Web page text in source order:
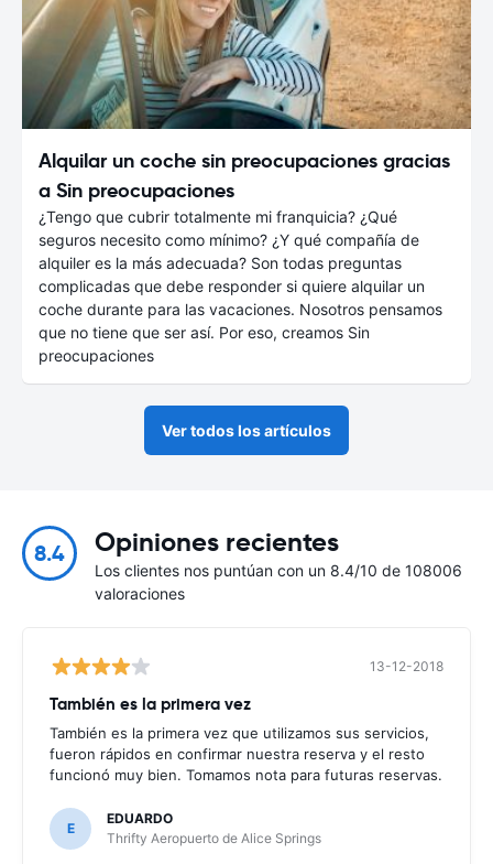
Alquilar un coche sin preocupaciones gracias
a Sin preocupaciones
¿Tengo que cubrir totalmente mi franquicia? ¿Qué
seguros necesito como mínimo? ¿Y qué compañía de
alquiler es la más adecuada? Son todas preguntas
complicadas que debe responder si quiere alquilar un
coche durante para las vacaciones. Nosotros pensamos
que no tiene que ser así. Por eso, creamos Sin
preocupaciones
Ver todos los artículos
8.4 Opiniones recientes
Los clientes nos puntúan con un 8.4/10 de 108006
valoraciones
13-12-2018
También es la primera vez
También es la primera vez que utilizamos sus servicios,
fueron rápidos en confirmar nuestra reserva y el resto
funcionó muy bien. Tomamos nota para futuras reservas.
E
EDUARDO
Thrifty Aeropuerto de Alice Springs